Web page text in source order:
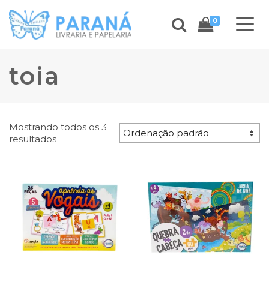
0
toia
Mostrando todos os 3
resultados